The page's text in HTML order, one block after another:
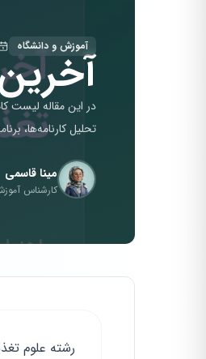
آموزش و دانشگاه
آخرین
تحلیل کارنامه‌ها،
مینا قاسمی
کارشناس
رشته علوم